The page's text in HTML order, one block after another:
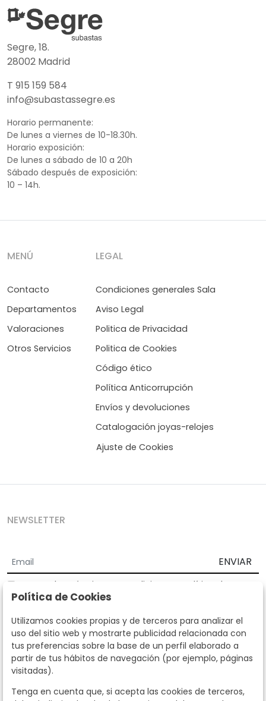
Segre, 18.
28002 Madrid
T 915 159 584
info@subastassegre.es
Horario permanente:
De lunes a viernes de 10-18.30h.
Horario exposición:
De lunes a sábado de 10 a 20h
Sábado después de exposición:
10 – 14h.
MENÚ
Contacto
Departamentos
Valoraciones
Otros Servicios
LEGAL
Condiciones generales Sala
Aviso Legal
Politica de Privacidad
Politica de Cookies
Código ético
Política Anticorrupción
Envíos y devoluciones
Catalogación joyas-relojes
Ajuste de Cookies
NEWSLETTER
ENVIAR
Acepto los Términos y Condiciones
Política de
privacidad
Según la LOPD y disposiciones de desarrollo, informamos que sus
datos personales serán tratados por parte de Subastas Segre con la
finalidad de gestionar la relación comercial. Puede ejercitar los
derechos de acceso, rectificación, cancelación, oposición y demás
derechos en los términos establecidos en la normativa vigente
dirigiéndote a nosotros. Asimismo, nos puede solicitar el envío de
llamando al teléfono 915159584 o enviando un e-mail a
Política de Cookies
Utilizamos cookies propias y de terceros para analizar el
uso del sitio web y mostrarte publicidad relacionada con
tus preferencias sobre la base de un perfil elaborado a
partir de tus hábitos de navegación (por ejemplo, páginas
visitadas).
Tenga en cuenta que, si acepta las cookies de terceros,